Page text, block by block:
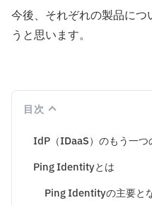
今後、それぞれの製品に
うと思います。
目次
IdP（IDaaS）のもう一つ
Ping Identityとは
Ping Identityの主要と